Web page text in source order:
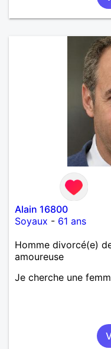
Alain 16800
Soyaux - 61 ans
Homme divorcé(e)
amoureuse
Je cherche une